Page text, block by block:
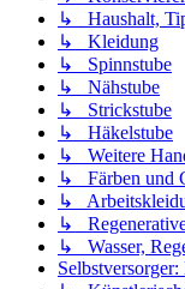
↳ Haushalt,
↳ Kleidung
↳ Spinnstube
↳ Nähstube
↳ Strickstube
↳ Häkelstube
↳ Weitere
↳ Färben und
↳
↳
↳ Wasser,